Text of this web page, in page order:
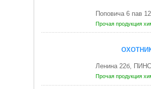
Поповича 6 пав
Прочая продукция
Ленина 22б,
Прочая продукция